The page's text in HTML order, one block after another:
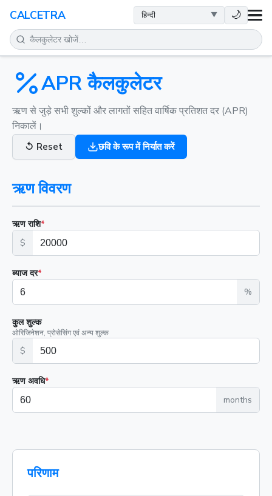
CALCETRA 🌙
गणित
रूपांतरण
विज्ञान
दैनिक
APR कैलकुलेटर
ऋण से जुड़े सभी शुल्कों और लागतों सहित वार्षिक प्रतिशत दर (APR)
निकालें।
↺ Reset छवि के रूप में निर्यात करें
ऋण विवरण
ऋण राशि*
$
ब्याज दर*
%
कुल शुल्क
ओरिजिनेशन, प्रोसेसिंग एवं अन्य शुल्क
$
ऋण अवधि*
months
परिणाम